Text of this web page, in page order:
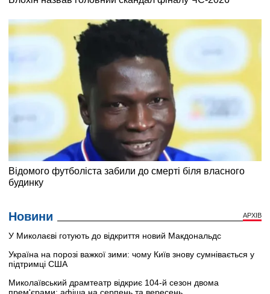
Новини АРХІВ
У Миколаєві готують до відкриття новий Макдональдс
Україна на порозі важкої зими: чому Київ знову сумнівається у
підтримці США
Миколаївський драмтеатр відкриє 104-й сезон двома